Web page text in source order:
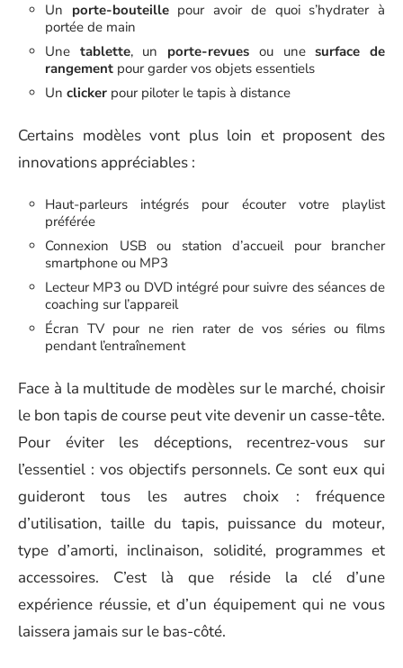
Un porte-bouteillepour avoir de quoi s’hydrater à
portée de main
Une tablette, un porte-revues ou unesurface de
rangement pour garder vos objets essentiels
Un clicker pour piloter le tapis à distance
Certains modèles vont plus loin et proposent des
innovations appréciables :
Haut-parleurs intégrés pour écouter votre playlist
préférée
Connexion USB ou station d’accueil pour brancher
smartphone ou MP3
Lecteur MP3 ou DVD intégré pour suivre des séances de
coaching sur l’appareil
Écran TV pour ne rien rater de vos séries ou films
pendant l’entraînement
Face à la multitude de modèles sur le marché, choisir
le bon tapis de course peut vite devenir un casse-tête.
Pour éviter les déceptions, recentrez-vous sur
l’essentiel : vos objectifs personnels. Ce sont eux qui
guideront tous les autres choix : fréquence
d’utilisation, taille du tapis, puissance du moteur,
type d’amorti, inclinaison, solidité, programmes et
accessoires. C’est là que réside la clé d’une
expérience réussie, et d’un équipement qui ne vous
laissera jamais sur le bas-côté.